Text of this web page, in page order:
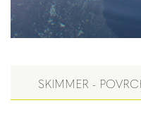
SKIMMER -